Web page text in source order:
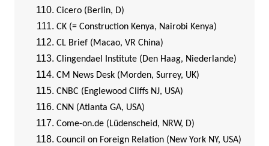
Cicero (Berlin, D)
CK (= Construction Kenya, Nairobi Kenya)
CL Brief (Macao, VR China)
Clingendael Institute (Den Haag, Niederlande)
CM News Desk (Morden, Surrey, UK)
CNBC (Englewood Cliffs NJ, USA)
CNN (Atlanta GA, USA)
Come-on.de (Lüdenscheid, NRW, D)
Council on Foreign Relation (New York NY, USA)